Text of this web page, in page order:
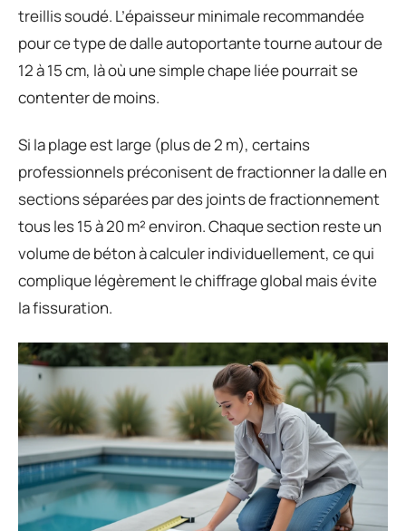
treillis soudé. L’épaisseur minimale recommandée
pour ce type de dalle autoportante tourne autour de
12 à 15 cm, là où une simple chape liée pourrait se
contenter de moins.
Si la plage est large (plus de 2 m), certains
professionnels préconisent de fractionner la dalle en
sections séparées par des joints de fractionnement
tous les 15 à 20 m² environ. Chaque section reste un
volume de béton à calculer individuellement, ce qui
complique légèrement le chiffrage global mais évite
la fissuration.